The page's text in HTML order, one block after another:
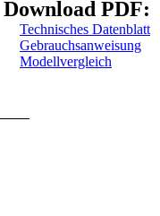
Download PDF:
Technisches Datenblatt
Gebrauchsanweisung
Modellvergleich